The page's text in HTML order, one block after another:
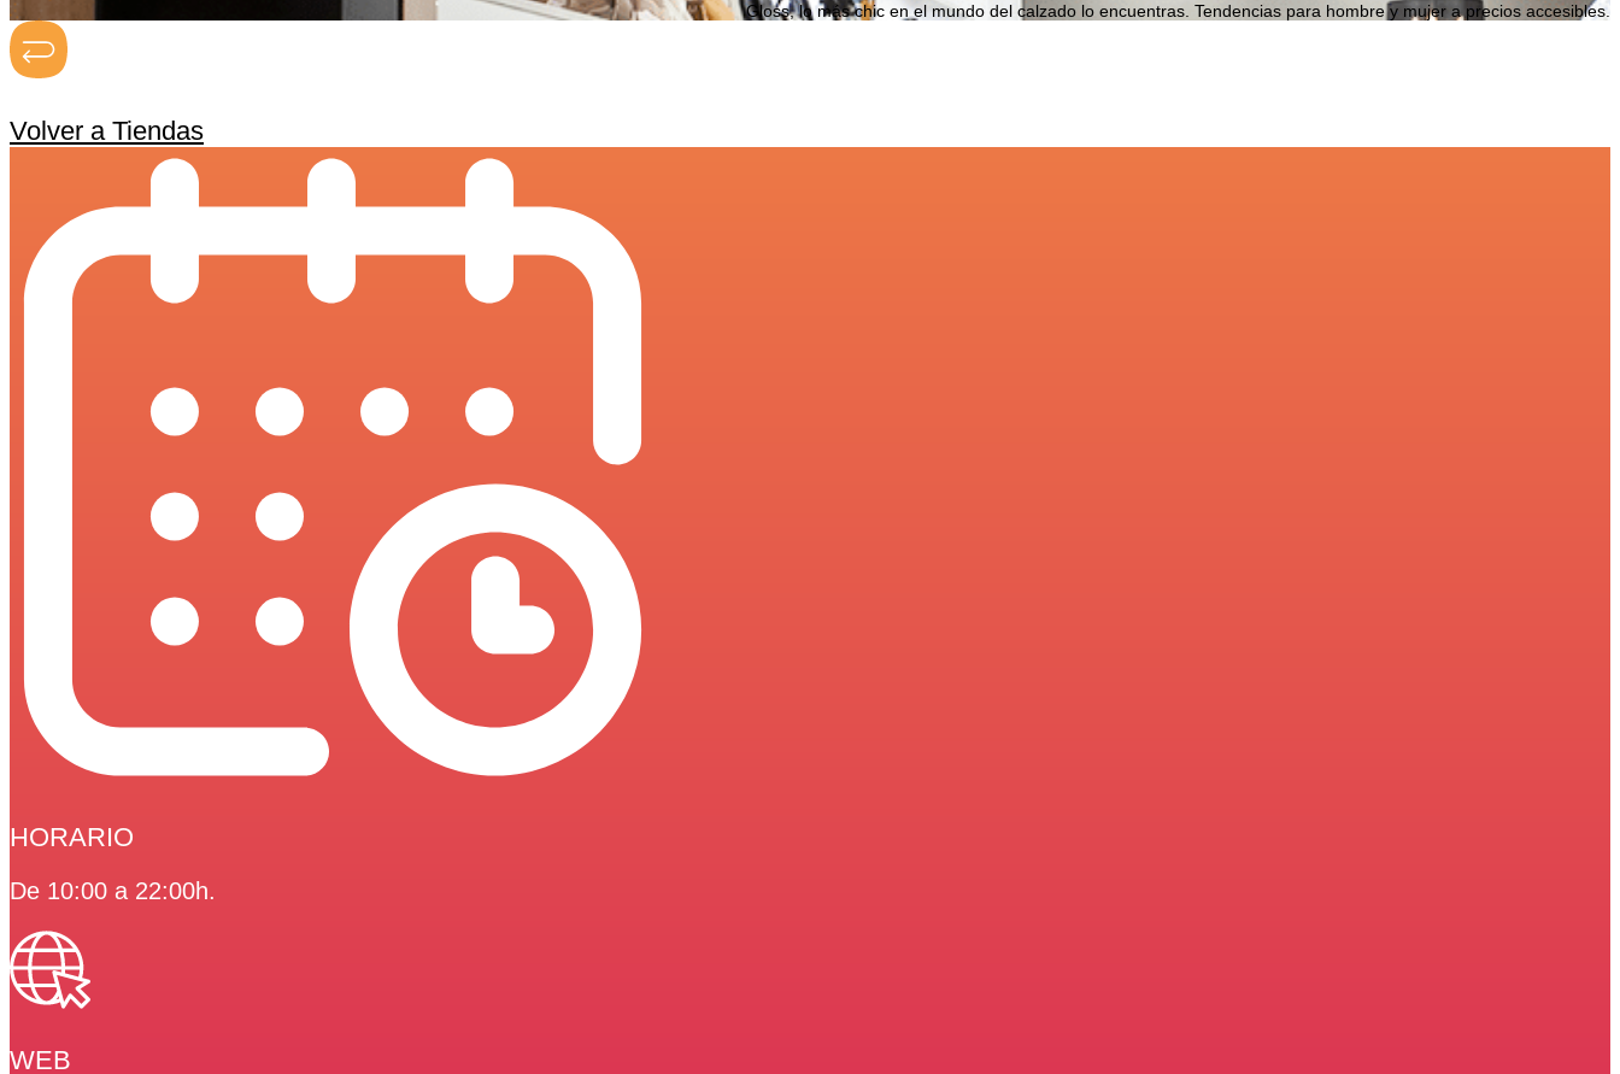
Gloss, lo más chic en el mundo del calzado lo encuentras. Tendencias para hombre y mujer a precios accesibles.
Volver a Tiendas
HORARIO
De 10:00 a 22:00h.
WEB